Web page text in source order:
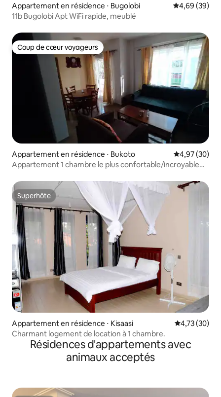
Appartement en résidence ⋅ Bugolobi Évaluation
4,69 (39)
11b Bugolobi Apt WiFi rapide, meublé
Coup de cœur voyageurs
Coup de cœur voyageurs
Appartement en résidence ⋅ Bukoto Évaluation
4,97 (30)
Appartement 1 chambre le plus confortable/incroyable
Superhôte
Superhôte
Appartement en résidence ⋅ Kisaasi Évaluation
4,73 (30)
Charmant logement de location à 1 chambre.
Résidences d'appartements avec
animaux acceptés